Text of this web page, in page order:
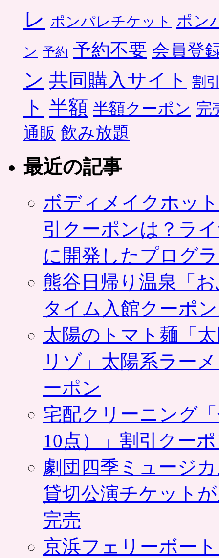
レ ポンパレチケット ポン
ン 予約 予約不要 会員登
ン 共同購入サイト 割
ト 半額 半額クーポン 完
通販 飲み放題
最近の記事
ボディメイクホッ
引クーポンは？ラ
に開発したプログ
熊谷日帰り温泉「
タイム入館クーポ
太陽のトマト麺「
リゾ」太陽系ラー
ーポン
宅配クリーニング
10点）」割引クー
劇団四季ミュージ
貸切公演チケット
完売
京浜フェリーボー